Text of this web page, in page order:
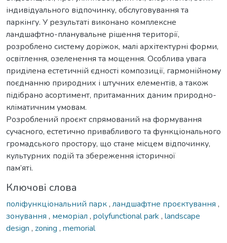
індивідуального відпочинку, обслуговування та
паркінгу. У результаті виконано комплексне
ландшафтно-планувальне рішення території,
розроблено систему доріжок, малі архітектурні форми,
освітлення, озеленення та мощення. Особлива увага
приділена естетичній єдності композиції, гармонійному
поєднанню природних і штучних елементів, а також
підібрано асортимент, притаманних даним природно-
кліматичним умовам.
Розроблений проєкт спрямований на формування
сучасного, естетично привабливого та функціонального
громадського простору, що стане місцем відпочинку,
культурних подій та збереження історичної
пам’яті.
Ключові слова
поліфункціональний парк, ландшафтне проєктування ,
зонування , меморіал , polyfunctional park , landscape
design , zoning , memorial